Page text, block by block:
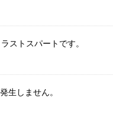
ストスパートです。
生しません。